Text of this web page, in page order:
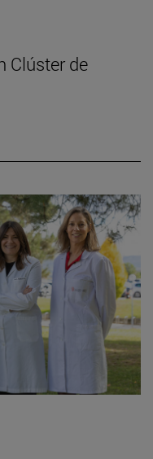
Clúster de